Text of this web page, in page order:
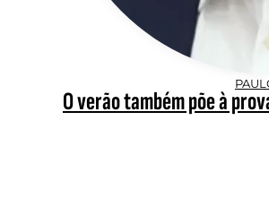
O verão também põe à